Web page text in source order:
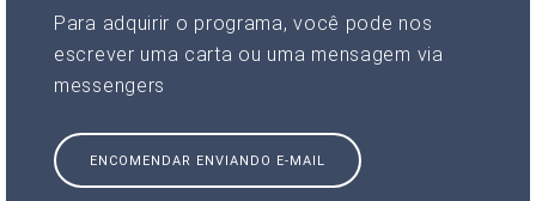
Para adquirir o programa, você pode nos
escrever uma carta ou uma mensagem via
messengers
ENCOMENDAR ENVIANDO E-MAIL